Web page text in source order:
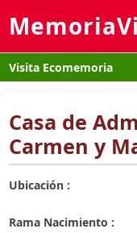
Visita Ecomemoria
Casa de
Carmen y
Ubicación :
Rama Nacimiento :